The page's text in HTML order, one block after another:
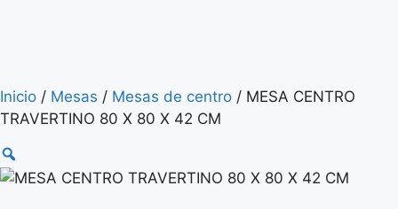
Inicio / Mesas / Mesas de centro / MESA CENTRO
TRAVERTINO 80 X 80 X 42 CM